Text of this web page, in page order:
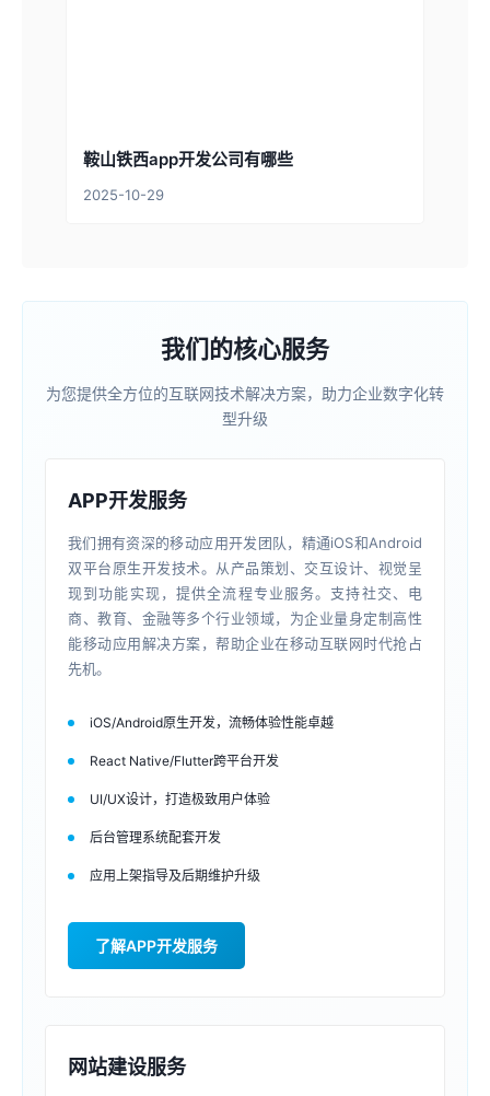
鞍山铁西app开发公司有哪些
2025-10-29
我们的核心服务
为您提供全方位的互联网技术解决方案，助力企业数字化转
型升级
APP开发服务
我们拥有资深的移动应用开发团队，精通iOS和Android
双平台原生开发技术。从产品策划、交互设计、视觉呈
现到功能实现，提供全流程专业服务。支持社交、电
商、教育、金融等多个行业领域，为企业量身定制高性
能移动应用解决方案，帮助企业在移动互联网时代抢占
先机。
iOS/Android原生开发，流畅体验性能卓越
React Native/Flutter跨平台开发
UI/UX设计，打造极致用户体验
后台管理系统配套开发
应用上架指导及后期维护升级
了解APP开发服务
网站建设服务